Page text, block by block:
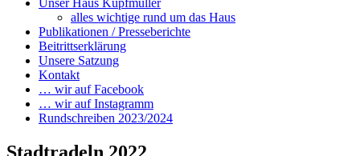
Unser Haus Kupfmüller
alles wichtige rund um das Haus
Publikationen / Presseberichte
Beitrittserklärung
Unsere Satzung
Kontakt
… wir auf Facebook
… wir auf Instagramm
Rundschreiben 2023/2024